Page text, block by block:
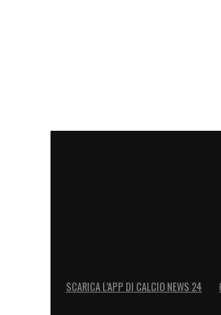
LA PLAYLIST DELLE
SCARICA L’APP DI CALCIO NEWS 24